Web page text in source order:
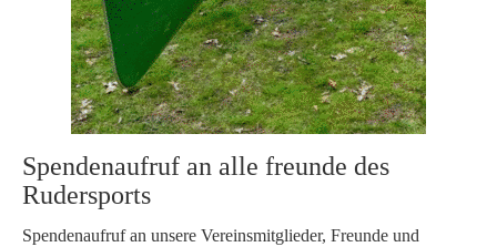
Spendenaufruf an alle freunde des
Rudersports
Spendenaufruf an unsere Vereinsmitglieder, Freunde und